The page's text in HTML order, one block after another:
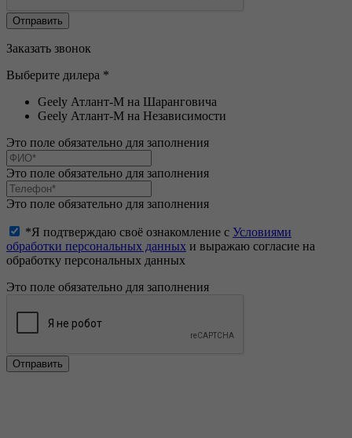
Заказать звонок
Выберите дилера *
Geely Атлант-М на Шаранговича
Geely Атлант-М на Независимости
Это поле обязательно для заполнения
Это поле обязательно для заполнения
Это поле обязательно для заполнения
*Я подтверждаю своё ознакомление с Условиями
обработки персональных данных и выражаю согласие на
обработку персональных данных
Это поле обязательно для заполнения